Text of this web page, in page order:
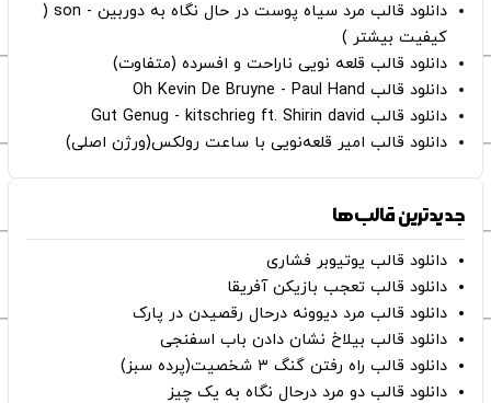
دانلود قالب مرد سیاه پوست در حال نگاه به دوربین - son (
کیفیت بیشتر )
دانلود قالب قلعه نویی ناراحت و افسرده (متفاوت)
دانلود قالب Oh Kevin De Bruyne - Paul Hand
دانلود قالب Gut Genug - kitschrieg ft. Shirin david
دانلود قالب امیر قلعه‌نویی با ساعت رولکس(ورژن اصلی)
جدیدترین قالب‌ها
دانلود قالب یوتیوبر فشاری
دانلود قالب تعجب بازیکن آفریقا
دانلود قالب مرد دیوونه درحال رقصیدن در پارک
دانلود قالب بیلاخ نشان دادن باب اسفنجی
دانلود قالب راه رفتن گنگ ۳ شخصیت(پرده سبز)
دانلود قالب دو مرد درحال نگاه به یک چیز